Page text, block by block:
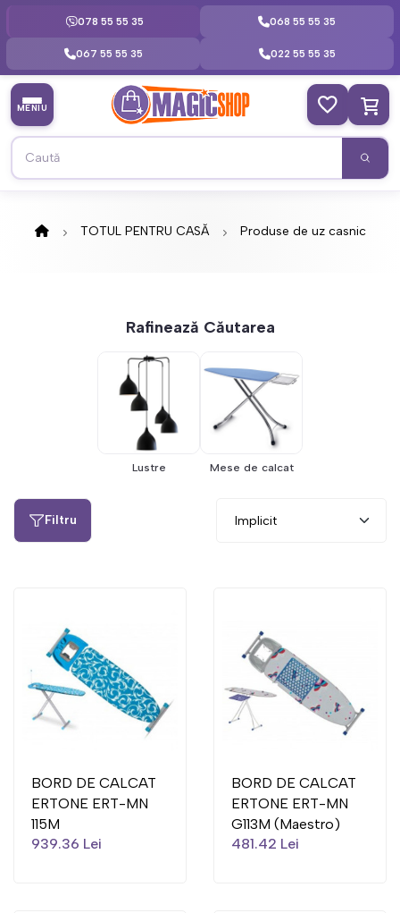
078 55 55 35 068 55 55 35
067 55 55 35 022 55 55 35
MENIU
TOTUL PENTRU CASĂ Produse de uz casnic
Rafinează Căutarea
Lustre Mese de calcat
Filtru
BORD DE CALCAT
ERTONE ERT-MN
115M
939.36 Lei
BORD DE CALCAT
ERTONE ERT-MN
G113M (Maestro)
481.42 Lei